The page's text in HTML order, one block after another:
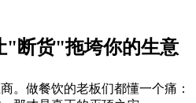
"断货"拖垮你的生意
。做餐饮的老板们都懂一个痛：